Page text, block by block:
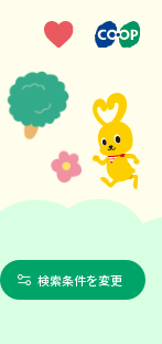
検索条件を変更